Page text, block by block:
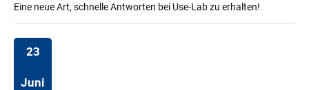
Eine neue Art, schnelle Antworten bei Use-Lab zu erhalten!
23
Juni